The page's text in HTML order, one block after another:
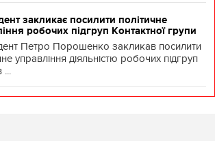
закликає посилити політичне
робочих підгруп Контактної групи
Петро Порошенко закликав посилити
управління діяльністю робочих підгруп
...